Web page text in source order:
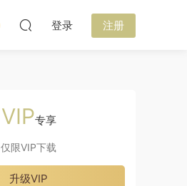
登录 注册
VIP专享
仅限VIP下载
升级VIP